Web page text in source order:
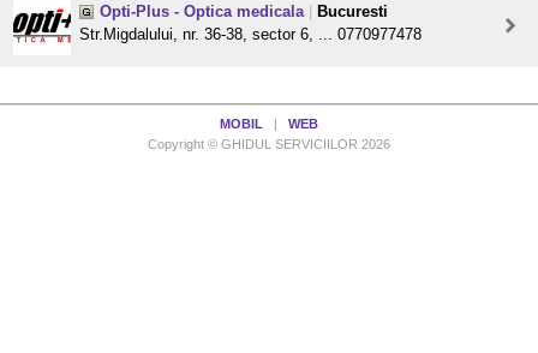
Opti-Plus - Optica medicala
Bucuresti
Str.Migdalului, nr. 36-38, sector 6, ... 0770977478
MOBIL
WEB
Copyright © GHIDUL SERVICIILOR 2026